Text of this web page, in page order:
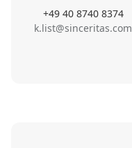
+49 40 8740 8374
k.list@sinceritas.com